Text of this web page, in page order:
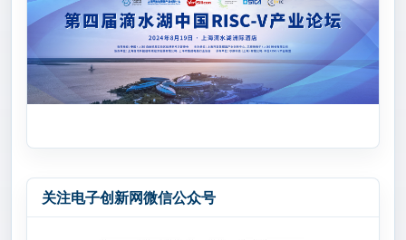
关注电子创新网微信公众号